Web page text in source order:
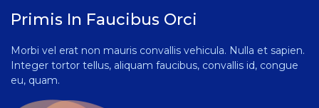
Primis In Faucibus Orci
Morbi vel erat non mauris convallis vehicula. Nulla et sapien.
Integer tortor tellus, aliquam faucibus, convallis id, congue
eu, quam.